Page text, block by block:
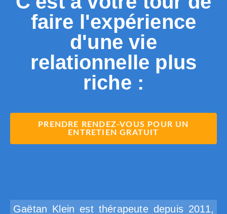
faire l'expérience
d'une vie
relationnelle plus
riche :
PRENDRE RENDEZ-VOUS POUR UN
ENTRETIEN GRATUIT
Gaëtan Klein est thérapeute depuis 2011,